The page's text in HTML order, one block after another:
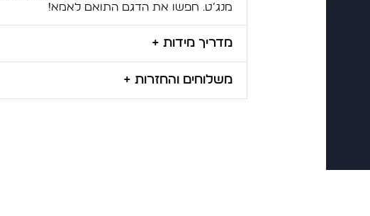
מנג’ט. חפשו את הדגם התואם לאמא!
מדריך מידות +
משלוחים והחזרות +